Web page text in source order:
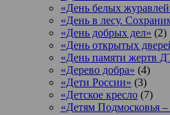
«День белых
«День в лесу.
«День добрых дел» (2)
«День открытых
«День памяти жертв
«Дерево добра» (4)
«Дети России» (3)
«Детское кресло (7)
«Детям Подмосковья